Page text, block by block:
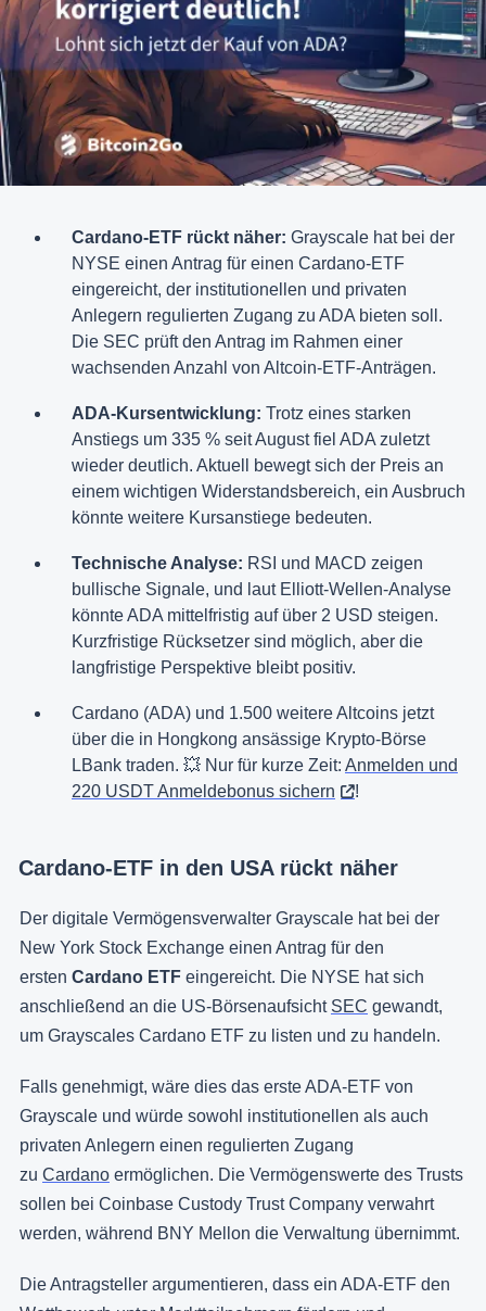
Cardano-ETF rückt näher: Grayscale hat bei der
NYSE einen Antrag für einen Cardano-ETF
eingereicht, der institutionellen und privaten
Anlegern regulierten Zugang zu ADA bieten soll.
Die SEC prüft den Antrag im Rahmen einer
wachsenden Anzahl von Altcoin-ETF-Anträgen.
ADA-Kursentwicklung: Trotz eines starken
Anstiegs um 335 % seit August fiel ADA zuletzt
wieder deutlich. Aktuell bewegt sich der Preis an
einem wichtigen Widerstandsbereich, ein Ausbruch
könnte weitere Kursanstiege bedeuten.
Technische Analyse: RSI und MACD zeigen
bullische Signale, und laut Elliott-Wellen-Analyse
könnte ADA mittelfristig auf über 2 USD steigen.
Kurzfristige Rücksetzer sind möglich, aber die
langfristige Perspektive bleibt positiv.
Cardano (ADA) und 1.500 weitere Altcoins jetzt
über die in Hongkong ansässige Krypto-Börse
LBank traden. 💥 Nur für kurze Zeit: Anmelden und
220 USDT Anmeldebonus sichern
!
Cardano-ETF in den USA rückt näher
Der digitale Vermögensverwalter Grayscale hat bei der
New York Stock Exchange einen Antrag für den
ersten Cardano ETF eingereicht. Die NYSE hat sich
anschließend an die US-Börsenaufsicht SEC gewandt,
um Grayscales Cardano ETF zu listen und zu handeln.
Falls genehmigt, wäre dies das erste ADA-ETF von
Grayscale und würde sowohl institutionellen als auch
privaten Anlegern einen regulierten Zugang
zu Cardano ermöglichen. Die Vermögenswerte des Trusts
sollen bei Coinbase Custody Trust Company verwahrt
werden, während BNY Mellon die Verwaltung übernimmt.
Die Antragsteller argumentieren, dass ein ADA-ETF den